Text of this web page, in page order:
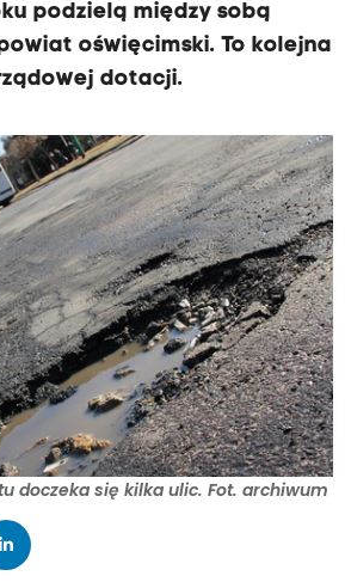
podzielą między sobą
oświęcimski. To kolejna
dotacji.
doczeka się kilka ulic. Fot. archiwum